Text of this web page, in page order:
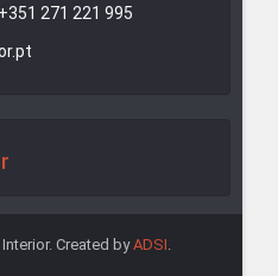
+351 271 221 995
Created byADSI